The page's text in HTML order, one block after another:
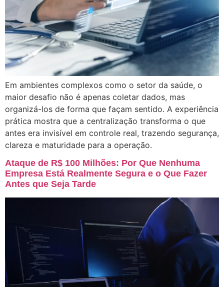
Em ambientes complexos como o setor da saúde, o
maior desafio não é apenas coletar dados, mas
organizá-los de forma que façam sentido. A experiência
prática mostra que a centralização transforma o que
antes era invisível em controle real, trazendo segurança,
clareza e maturidade para a operação.
Ataque de R$ 100 Milhões: Por Que Nenhuma
Empresa Está Realmente Segura e o Que Fazer
Antes que Seja Tarde